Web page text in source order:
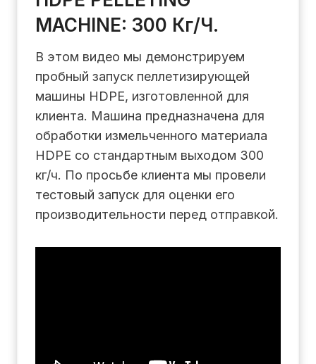
MACHINE: 300 Кг/ч.
В этом видео мы демонстрируем
пробный запуск пеллетизирующей
машины HDPE, изготовленной для
клиента. Машина предназначена для
обработки измельченного материала
HDPE со стандартным выходом 300
кг/ч. По просьбе клиента мы провели
тестовый запуск для оценки его
производительности перед отправкой.